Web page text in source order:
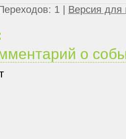
1 | Версия для
о